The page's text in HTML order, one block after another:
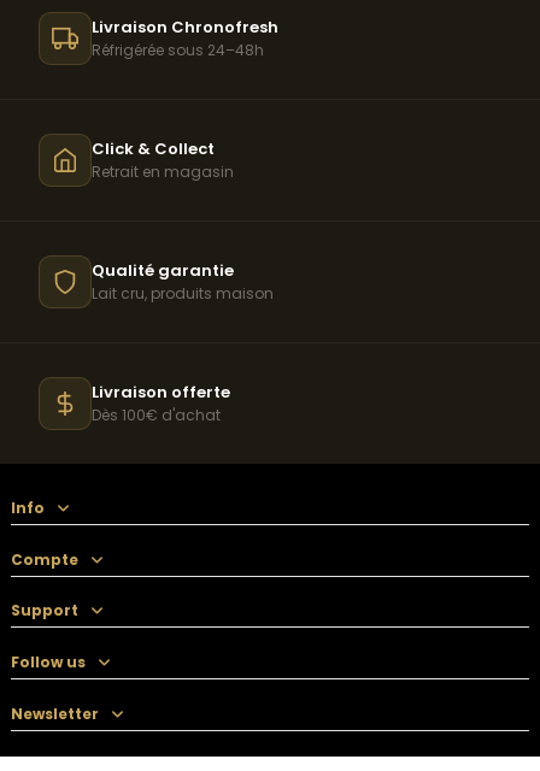
Livraison Chronofresh
Réfrigérée sous 24–48h
Click & Collect
Retrait en magasin
Qualité garantie
Lait cru, produits maison
Livraison offerte
Dès 100€ d'achat
Info
Compte
Support
Follow us
Newsletter